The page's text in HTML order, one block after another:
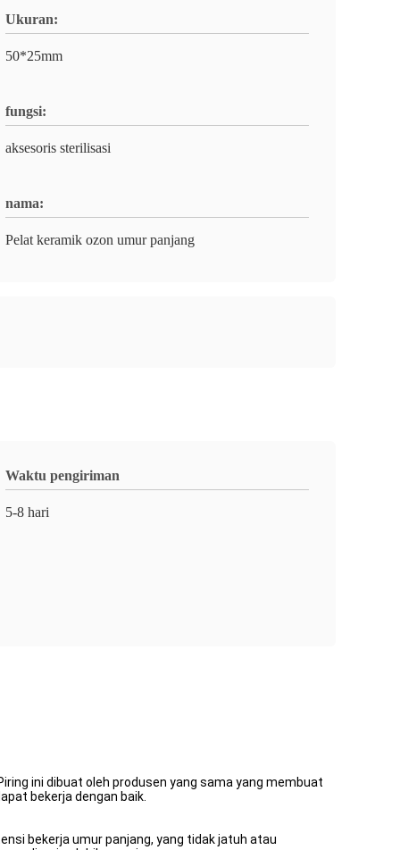
Ukuran:
50*25mm
fungsi:
aksesoris sterilisasi
nama:
Pelat keramik ozon umur panjang
Waktu pengiriman
5-8 hari
ini dibuat oleh produsen yang sama yang membuat
bekerja dengan baik.
bekerja umur panjang, yang tidak jatuh atau